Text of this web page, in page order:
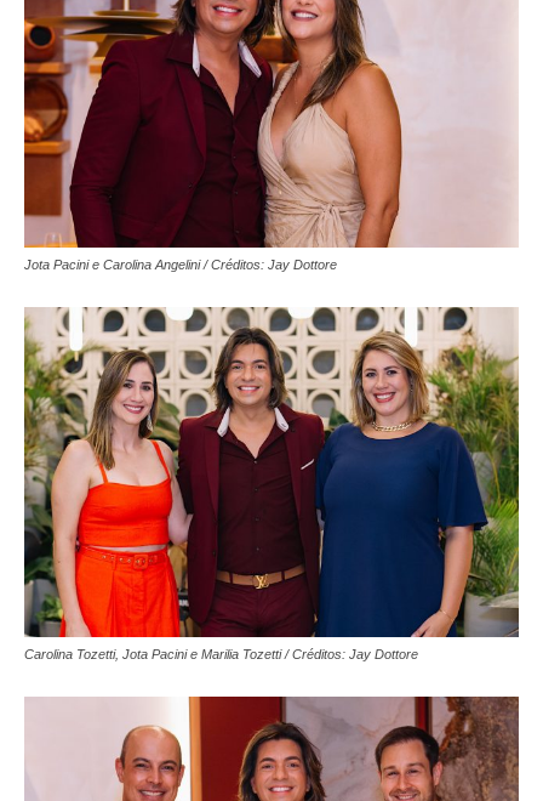
Jota Pacini e Carolina Angelini / Créditos: Jay Dottore
Carolina Tozetti, Jota Pacini e Marilia Tozetti / Créditos: Jay Dottore